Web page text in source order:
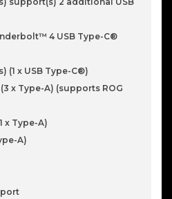
4 USB Type-C®
(1 x USB Type-C®)
x Type-A) (supports ROG
x Type-A)
A)
port